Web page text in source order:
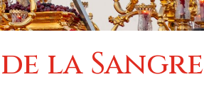
la Sangre